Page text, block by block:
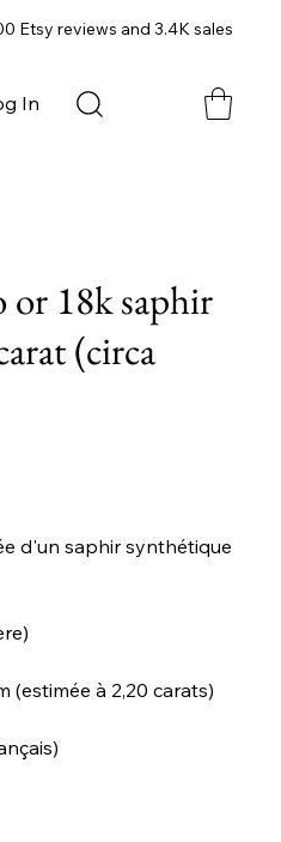
In
Etsy reviews and 3.4K sales
or 18k saphir
(circa
d'un saphir synthétique
(estimée à 2,20 carats)